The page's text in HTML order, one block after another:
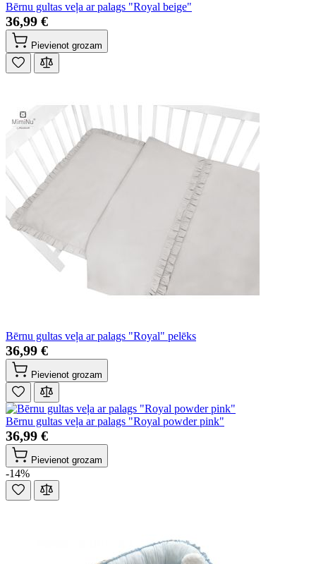
Bērnu gultas veļa ar palags "Royal beige"
36,99 €
Pievienot grozam
Bērnu gultas veļa ar palags "Royal" pelēks
36,99 €
Pievienot grozam
Bērnu gultas veļa ar palags "Royal powder pink"
36,99 €
Pievienot grozam
-14%